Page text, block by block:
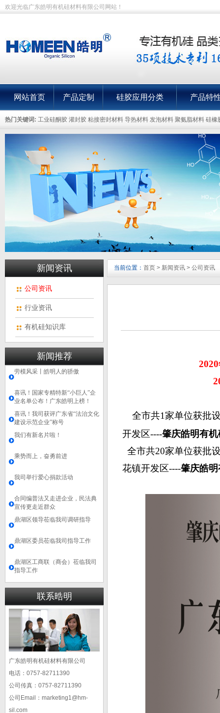
欢迎光临广东皓明有机硅材料有限公司网站！
网站首页 产品定制 硅胶应用分类 产品特
热门关键词: 工业硅酮胶 灌封胶 粘接密封材料 导热材料 发泡材料 聚氨脂材料 硅橡
新闻资讯
公司资讯
行业资讯
有机硅知识库
新闻推荐
劳模风采丨皓明人的骄傲
喜讯！国家专精特新“小巨人”企
业名单公布！广东皓明上榜！
喜讯！我司获评广东省“法治文化
建设示范企业”称号
我们有新名片啦！
乘势而上，奋勇前进
我司举行爱心捐款活动
合同编普法又走进企业，民法典
宣传更走近群众
鼎湖区领导莅临我司调研指导
鼎湖区委员莅临我司指导工作
鼎湖区工商联（商会）莅临我司
指导工作
联系晧明
广东皓明有机硅材料有限公司
电话：0757-82711390
公司传真：0757-82711390
公司Email：marketing1@hm-
sil.com
当前位置： 首页 > 新闻资讯 > 公司资讯
全市共1家单位获批
开发区----肇庆皓明有
全市共20家单位获批
花镇开发区----肇庆皓